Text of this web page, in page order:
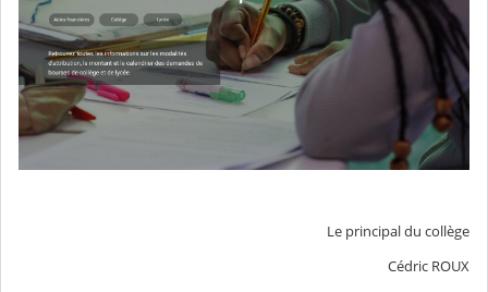
Le principal du collège
Cédric ROUX